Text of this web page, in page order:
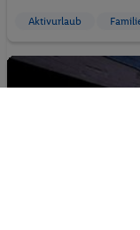
Aktivurlaub